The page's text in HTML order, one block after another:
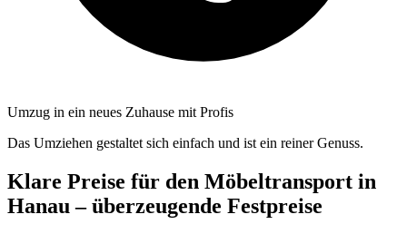
Umzug in ein neues Zuhause mit Profis
Das Umziehen gestaltet sich einfach und ist ein reiner Genuss.
Klare Preise für den Möbeltransport in
Hanau – überzeugende Festpreise